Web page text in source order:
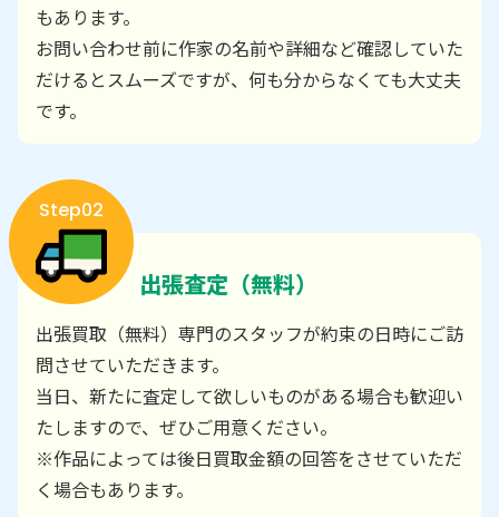
もあります。
お問い合わせ前に作家の名前や詳細など確認していた
だけるとスムーズですが、何も分からなくても大丈夫
です。
Step02
出張査定（無料）
出張買取（無料）専門のスタッフが約束の日時にご訪
問させていただきます。
当日、新たに査定して欲しいものがある場合も歓迎い
たしますので、ぜひご用意ください。
※作品によっては後日買取金額の回答をさせていただ
く場合もあります。